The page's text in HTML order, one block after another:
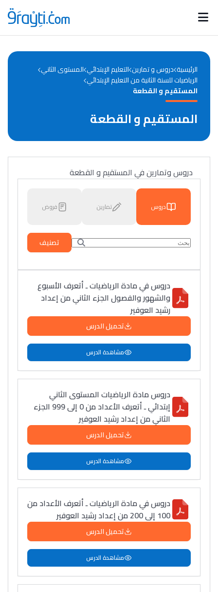
Catégories
d'actualités
Annonces bourses
الرئيسية دروس و تمارين التعليم الإبتدائي المستوى الثاني
الرياضيات للسنة الثانية من التعليم الإبتدائي
المستقيم و القطعة
المستقيم و القطعة
دروس وتمارين في المستقيم و القطعة
دروس تمارين فروض
تصنيف
دروس في مادة الرياضيات ـ أتعرف الأسبوع
والشهور والفصول الجزء الثاني من إعداد
رشيد العوفير
تحميل الدرس
مشاهدة الدرس
دروس مادة الرياضيات المستوى الثاني
إبتدائي ـ أتعرف الأعداد من 0 إلى 999 الجزء
الثاني من إعداد رشيد العوفير
تحميل الدرس
مشاهدة الدرس
دروس في مادة الرياضيات ـ أتعرف الأعداد من
100 إلى 200 من إعداد رشيد العوفير
تحميل الدرس
مشاهدة الدرس